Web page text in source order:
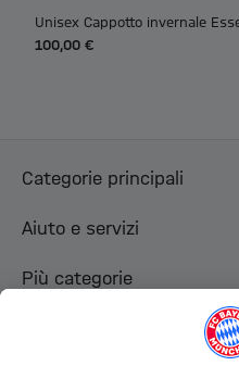
Unisex Cappotto invernale
100,00 €
Categorie principali
Aiuto e servizi
Più categorie